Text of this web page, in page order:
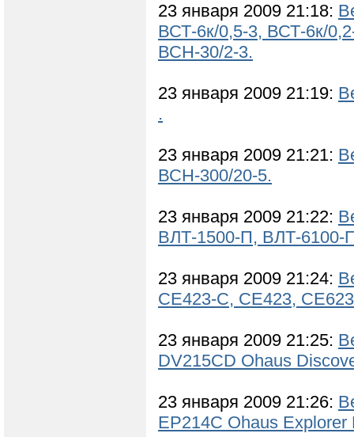
23 января 2009 21:18:
ВСТ-6к/0,5-3, ВСТ-6к/
ВСН-30/2-3.
23 января 2009 21:19:
.
23 января 2009 21:21:
ВСН-300/20-5.
23 января 2009 21:22:
ВЛТ-1500-П, ВЛТ-6100-
23 января 2009 21:24:
СЕ423-С, СЕ423,
23 января 2009 21:25:
DV215CD Ohaus
23 января 2009 21:26:
EP214C Ohaus